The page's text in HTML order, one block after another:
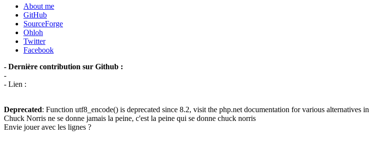
About me
GitHub
SourceForge
Ohloh
Twitter
Facebook
- Dernière contribution sur Github :
-
- Lien :
Deprecated: Function utf8_encode() is deprecated since 8.2, visit the php.net documentation for various alternatives in
Chuck Norris ne se donne jamais la peine, c'est la peine qui se donne chuck norris
Envie jouer avec les lignes ?